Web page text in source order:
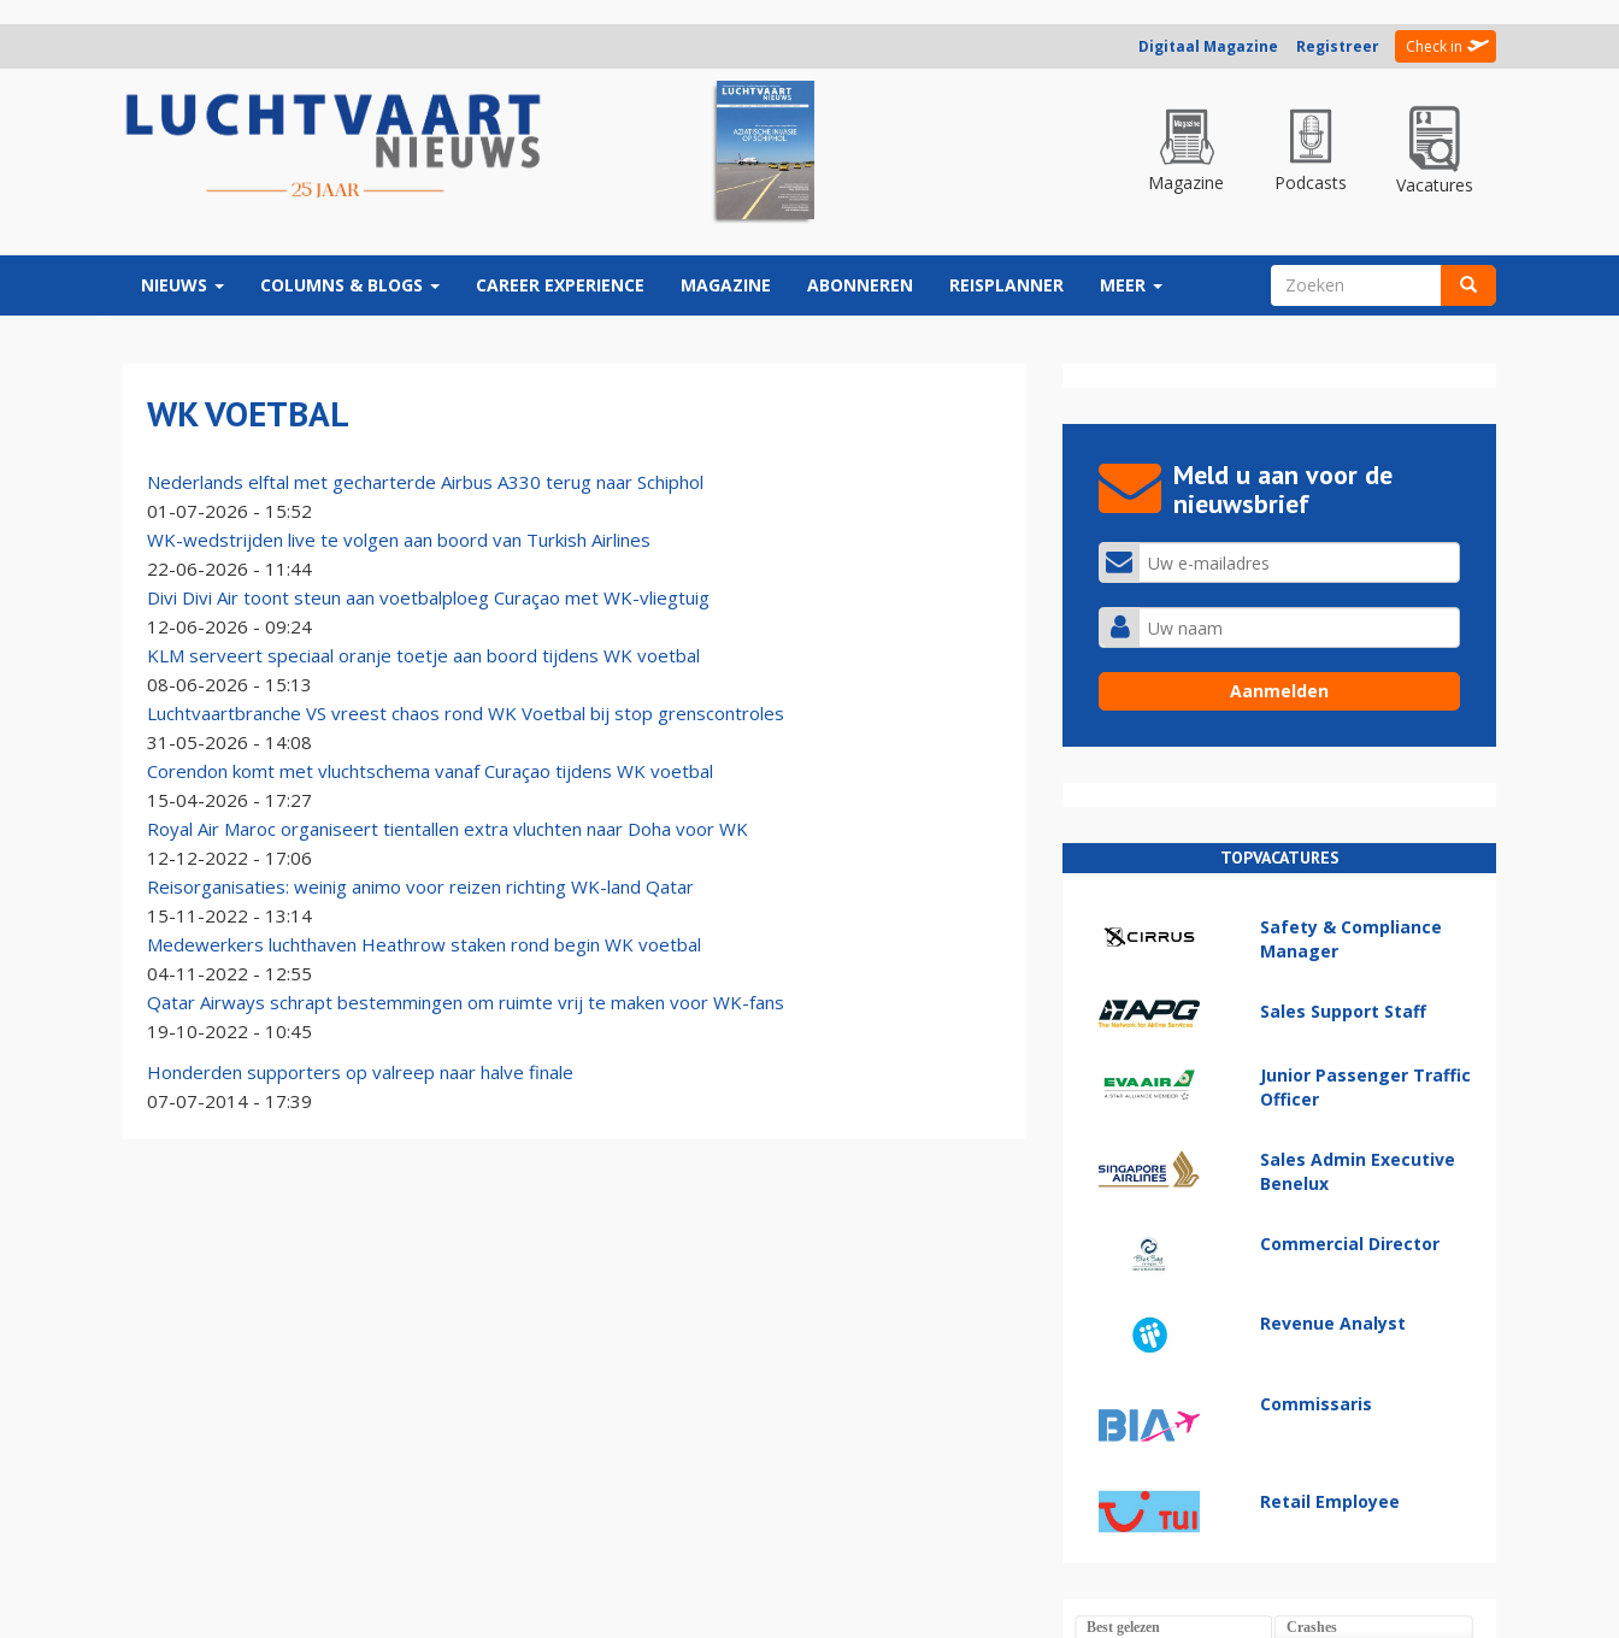
Digitaal Magazine Registreer Check in
Magazine Podcasts Vacatures
NIEUWS COLUMNS & BLOGS CAREER EXPERIENCE MAGAZINE ABONNEREN REISPLANNER MEER ZOEKVELD
WK VOETBAL
Nederlands elftal met gecharterde Airbus A330 terug naar Schiphol
01-07-2026 - 15:52
WK-wedstrijden live te volgen aan boord van Turkish Airlines
22-06-2026 - 11:44
Divi Divi Air toont steun aan voetbalploeg Curaçao met WK-vliegtuig
12-06-2026 - 09:24
KLM serveert speciaal oranje toetje aan boord tijdens WK voetbal
08-06-2026 - 15:13
Luchtvaartbranche VS vreest chaos rond WK Voetbal bij stop grenscontroles
31-05-2026 - 14:08
Corendon komt met vluchtschema vanaf Curaçao tijdens WK voetbal
15-04-2026 - 17:27
Royal Air Maroc organiseert tientallen extra vluchten naar Doha voor WK
12-12-2022 - 17:06
Reisorganisaties: weinig animo voor reizen richting WK-land Qatar
15-11-2022 - 13:14
Medewerkers luchthaven Heathrow staken rond begin WK voetbal
04-11-2022 - 12:55
Qatar Airways schrapt bestemmingen om ruimte vrij te maken voor WK-fans
19-10-2022 - 10:45
Honderden supporters op valreep naar halve finale
07-07-2014 - 17:39
Meld u aan voor de
nieuwsbrief
TOPVACATURES
Safety & Compliance
Manager
Sales Support Staff
Junior Passenger Traffic
Officer
Sales Admin Executive
Benelux
Commercial Director
Revenue Analyst
Commissaris
Retail Employee
Best gelezen Crashes